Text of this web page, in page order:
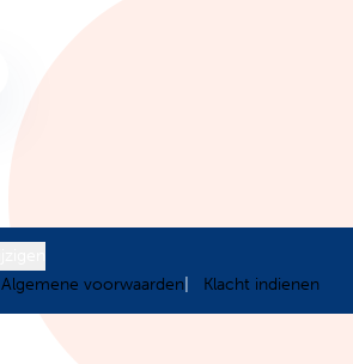
Algemene voorwaarden Klacht indienen